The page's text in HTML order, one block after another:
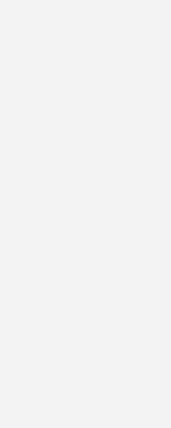
Anbieter von
Das Unternehmen, das
1100 Mitarbeiter und
für alle
seinen mutigen und
Unternehmen
Mit einer Präsenz in
und
der sich ständig